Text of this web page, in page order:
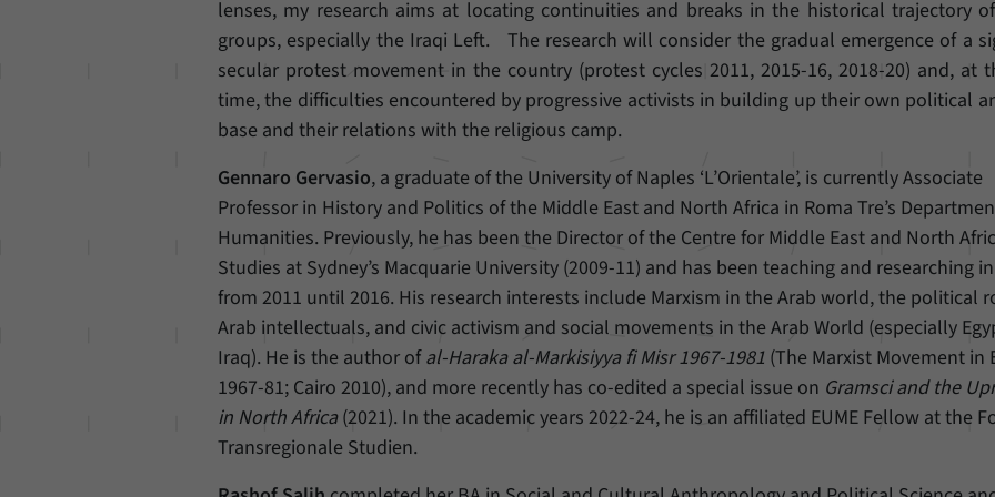
lenses, my research aims at locating continuities and breaks in the historical trajectory
groups, especially the Iraqi Left. The research will consider the gradual emergence of a
secular protest movement in the country (protest cycles 2011, 2015-16, 2018-20) and, at
time, the difficulties encountered by progressive activists in building up their own political
base and their relations with the religious camp.
Gennaro Gervasio, a graduate of the University of Naples ‘L’Orientale’, is currently Associate
Professor in History and Politics of the Middle East and North Africa in Roma Tre’s
Humanities. Previously, he has been the Director of the Centre for Middle East and North
Studies at Sydney’s Macquarie University (2009-11) and has been teaching and researching
from 2011 until 2016. His research interests include Marxism in the Arab world, the political
Arab intellectuals, and civic activism and social movements in the Arab World (especially
Iraq). He is the author ofal-Haraka al-Markisiyya fi Misr 1967-1981 (The Marxist Movement in
1967-81; Cairo 2010), and more recently has co-edited a special issue on Gramsci and the
in North Africa(2021). In the academic years 2022-24, he is an affiliated EUME Fellow at the
Transregionale Studien.
Einstellungen, falls der Webseiten-Betreiber dies
eingestellt hat.
Name _pk_ref
Anbieter Matomo
Laufzeit
Zweck
welcher Internetseite oder Suchmaschine Besucher
durch eine Verlinkung auf unsere Internetseite
weitergeleitet wurden.
Name _pk_ses
Anbieter Matomo
Laufzeit 30 Minuten